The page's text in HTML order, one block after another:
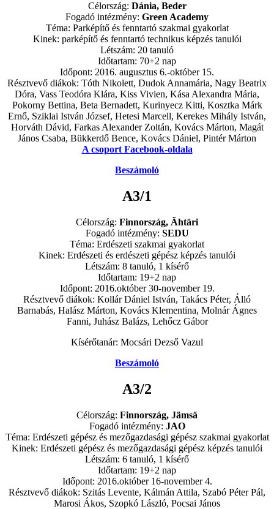
Célország: Dánia, Beder
Fogadó intézmény: Green Academy
Téma: Parképítő és fenntartó szakmai gyakorlat
Kinek: parképítő és fenntartó technikus képzés tanulói
Létszám: 20 tanuló
Időtartam: 70+2 nap
Időpont: 2016. augusztus 6.-október 15.
Résztvevő diákok: Tóth Nikolett, Dudok Annamária, Nagy Beatrix
Dóra, Vass Teodóra Klára, Kiss Vivien, Kása Alexandra Mária,
Pokorny Bettina, Beta Bernadett, Kurinyecz Kitti, Kosztka Márk
Ernő, Sziklai István József, Hetesi Marcell, Kerekes Mihály István,
Horváth Dávid, Farkas Alexander Zoltán, Kovács Márton, Magát
János Csaba, Bükkerdő Bence, Kovács Dániel, Pintér Márton
A csoport Facebook-oldala
Beszámoló
A3/1
Célország: Finnország, Ähtäri
Fogadó intézmény: SEDU
Téma: Erdészeti szakmai gyakorlat
Kinek: Erdészeti és erdészeti gépész képzés tanulói
Létszám: 8 tanuló, 1 kísérő
Időtartam: 19+2 nap
Időpont: 2016.október 30-november 19.
Résztvevő diákok: Kollár Dániel István, Takács Péter, Álló
Barnabás, Halász Márton, Kovács Klementina, Molnár Ágnes
Fanni, Juhász Balázs, Lehőcz Gábor
Kísérőtanár: Mocsári Dezső Vazul
Beszámoló
A3/2
Célország: Finnország, Jämsä
Fogadó intézmény: JAO
Téma: Erdészeti gépész és mezőgazdasági gépész szakmai gyakorlat
Kinek: Erdészeti gépész és mezőgazdasági gépész képzés tanulói
Létszám: 6 tanuló, 1 kísérő
Időtartam: 19+2 nap
Időpont: 2016.október 16-november 4.
Résztvevő diákok: Szitás Levente, Kálmán Attila, Szabó Péter Pál,
Marosi Ákos, Szopkó László, Pocsai János